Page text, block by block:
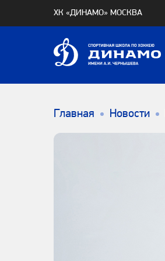
ХК «ДИНАМО» МОСКВА
Главная Новости